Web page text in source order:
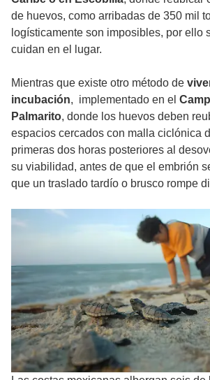
de huevos, como arribadas de 350 mil
logísticamente son imposibles, por ello
cuidan en el lugar.
Mientras que existe otro método de
incubación, implementado en el
Palmarito, donde los huevos deben
espacios cercados con malla ciclónica
primeras dos horas posteriores al
su viabilidad, antes de que el embrión
que un traslado tardío o brusco rompe